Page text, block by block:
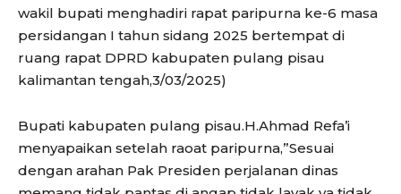
wakil bupati menghadiri rapat paripurna ke-6 masa
persidangan I tahun sidang 2025 bertempat di
ruang rapat DPRD kabupaten pulang pisau
kalimantan tengah,3/03/2025)
Bupati kabupaten pulang pisau.H.Ahmad Refa’i
menyapaikan setelah raoat paripurna,”Sesuai
dengan arahan Pak Presiden perjalanan dinas